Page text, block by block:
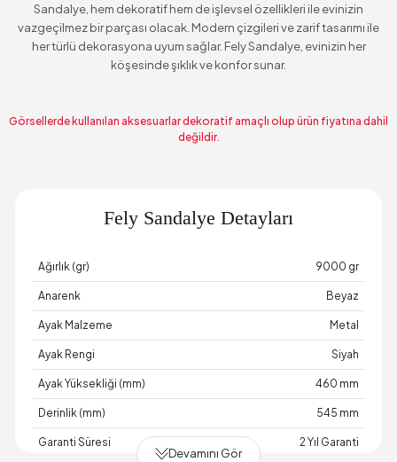
Sandalye, hem dekoratif hem de işlevsel özellikleri ile evinizin
vazgeçilmez bir parçası olacak. Modern çizgileri ve zarif tasarımı ile
her türlü dekorasyona uyum sağlar. Fely Sandalye, evinizin her
köşesinde şıklık ve konfor sunar.
Görsellerde kullanılan aksesuarlar dekoratif amaçlı olup ürün fiyatına dahil
değildir.
Fely Sandalye Detayları
Ağırlık (gr) 9000 gr
Anarenk Beyaz
Ayak Malzeme Metal
Ayak Rengi Siyah
Ayak Yüksekliği (mm) 460 mm
Derinlik (mm) 545 mm
Garanti Süresi 2 Yıl Garanti
Devamını Gör